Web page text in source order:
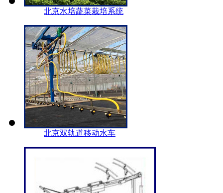
北京水培蔬菜栽培系统
北京双轨道移动水车